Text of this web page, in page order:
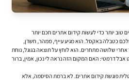
טוב יותר כדי לעשות קידום אתרים חכם יותר
כטבלה באקסל. הוא מגיע עייף, ממהר, חשדן,
שלושה מתחרים. הוא לוחץ על תוצאה בגוגל, נוחת
דרמטי: האם המקום הזה נראה לי נכון, אמין, ברור
פוגשת קידום אתרים. לא ברמת הסיסמה, אלא